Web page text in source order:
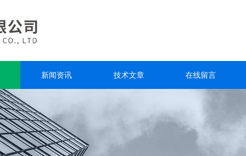
新闻资讯 技术文章 在线留言